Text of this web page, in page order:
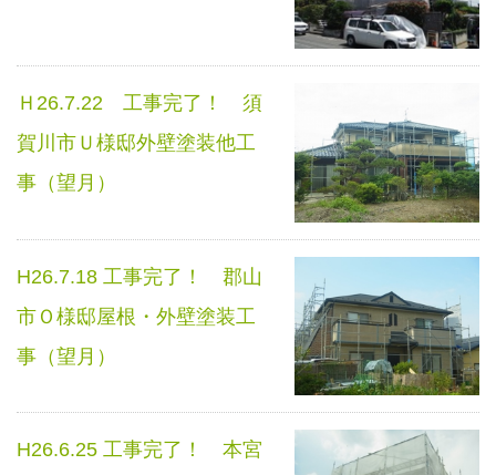
Ｈ26.7.22 工事完了！ 須
賀川市Ｕ様邸外壁塗装他工
事（望月）
H26.7.18 工事完了！ 郡山
市Ｏ様邸屋根・外壁塗装工
事（望月）
H26.6.25 工事完了！ 本宮